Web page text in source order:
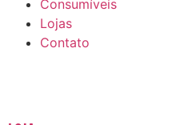
Consumíveis
Lojas
Contato